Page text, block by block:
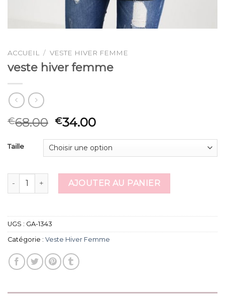
ACCUEIL / VESTE HIVER FEMME
veste hiver femme
€68.00 €34.00
Taille
quantité de veste hiver femme
AJOUTER AU PANIER
UGS : GA-1343
Catégorie : Veste Hiver Femme